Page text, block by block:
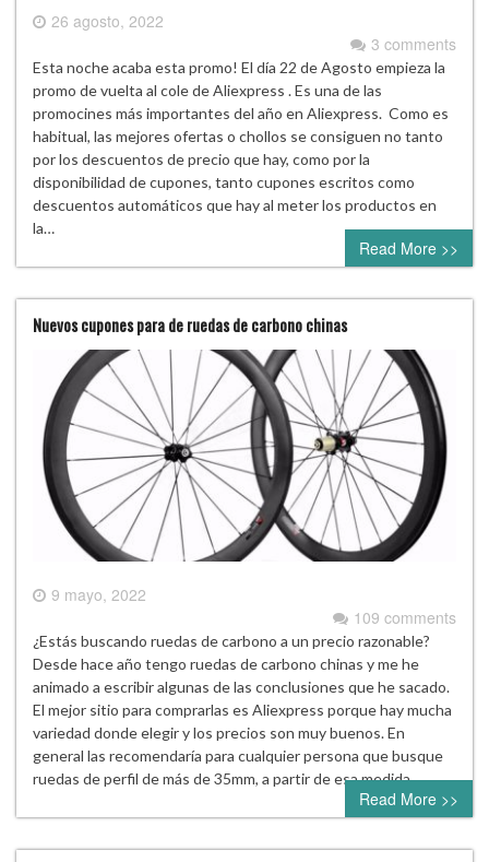
26 agosto, 2022
3 comments
Esta noche acaba esta promo! El día 22 de Agosto empieza la
promo de vuelta al cole de Aliexpress . Es una de las
promocines más importantes del año en Aliexpress. Como es
habitual, las mejores ofertas o chollos se consiguen no tanto
por los descuentos de precio que hay, como por la
disponibilidad de cupones, tanto cupones escritos como
descuentos automáticos que hay al meter los productos en
la…
Read More >>
Nuevos cupones para de ruedas de carbono chinas
9 mayo, 2022
109 comments
¿Estás buscando ruedas de carbono a un precio razonable?
Desde hace año tengo ruedas de carbono chinas y me he
animado a escribir algunas de las conclusiones que he sacado.
El mejor sitio para comprarlas es Aliexpress porque hay mucha
variedad donde elegir y los precios son muy buenos. En
general las recomendaría para cualquier persona que busque
ruedas de perfil de más de 35mm, a partir de esa medida…
Read More >>